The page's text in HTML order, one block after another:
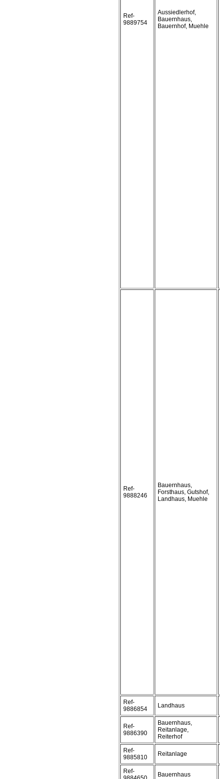
Ref-
9889754
Aussiedlerhof,
Bauernhaus,
Bauernhof, Muehle
Ref-
9888246
Bauernhaus,
Forsthaus, Gutshof,
Landhaus, Muehle
Ref-
9886854
Landhaus
Ref-
9886390
Bauernhaus,
Reitanlage,
Reiterhof
Ref-
9885810
Reitanlage
Ref-
Bauernhaus